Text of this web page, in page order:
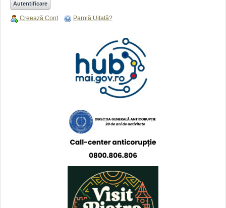
Creează Cont Parolă Uitată?